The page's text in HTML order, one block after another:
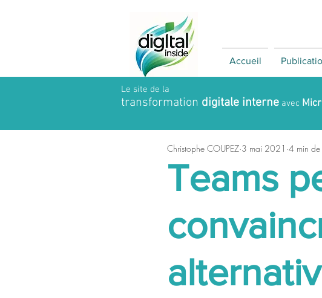
Accueil
Le site de la
transformation digitale interne avec
Teams
Christophe COUPEZ 3 mai 2021 4 min de